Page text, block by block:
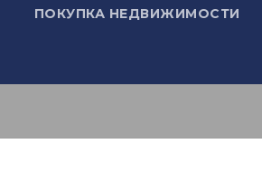
ПОКУПКА НЕДВИЖИМОСТИ